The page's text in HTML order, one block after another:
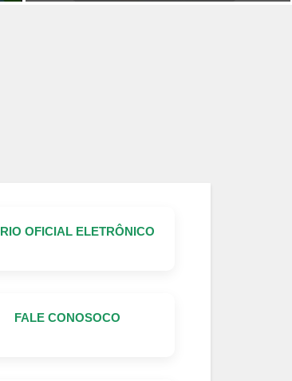
OFICIAL ELETRÔNICO
FALE CONOSOCO